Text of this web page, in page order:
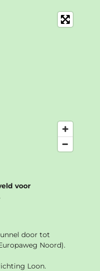
voor
door tot
Noord).
Loon.